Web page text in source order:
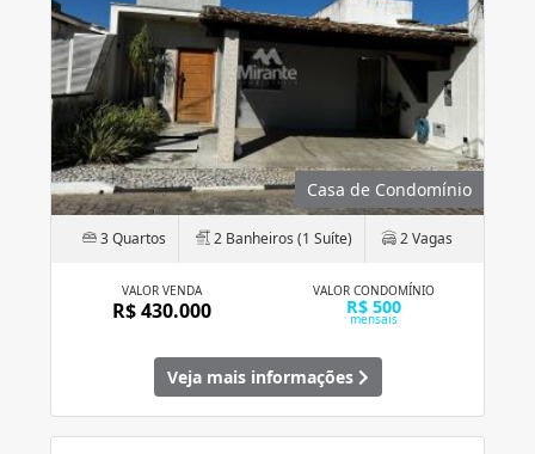
Casa de Condomínio
3 Quartos 2 Banheiros (1 Suíte) 2 Vagas
VALOR VENDA
R$ 430.000
VALOR CONDOMÍNIO
R$ 500
mensais
Veja mais informações